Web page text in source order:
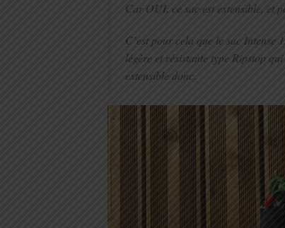
Car OUI, ce sac est extensible, et
C’est pour cela que le sac Intense
légère et résistante type Ripstop
extensible donc.